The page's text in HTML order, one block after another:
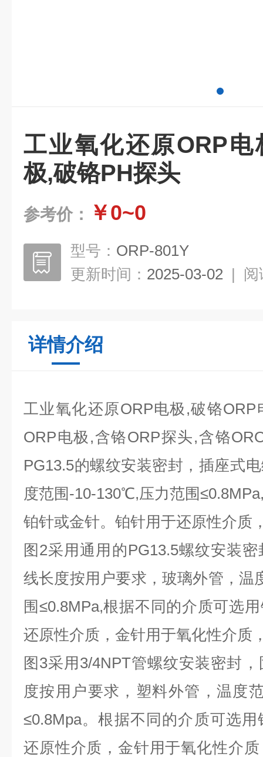
工业氧化还原ORP
极,破铬PH探头
参考价： ￥0~0
型号： ORP-801Y
更新时间： 2025-03-02 | 阅
详情介绍
工业氧化还原ORP电极,破铬
ORP电极,含铬ORP探头,含铬
PG13.5的螺纹安装密封，插座式
度范围-10-130℃,压力范围
铂针或金针。铂针用于还原性介质
图2采用通用的PG13.5螺纹安装
线长度按用户要求，玻璃外管，
围≤0.8MPa,根据不同的介质可选
还原性介质，金针用于氧化性介质
图3采用3/4NPT管螺纹安装密封
度按用户要求，塑料外管，温度
≤0.8Mpa。根据不同的介质可选
还原性介质，金针用于氧化性介